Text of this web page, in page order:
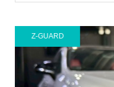
Z-GUARD